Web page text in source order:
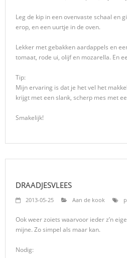
Leg de kip in een ovenvaste schaal en
erop, en een uurtje in de oven.
Lekker met gebakken aardappels en
tomaat, rode ui, olijf en mozarella. En
Tip:
Mijn ervaring is dat je het vel het
krijgt met een slank, scherp mes met
Smakelijk!
DRAADJESVLEES
2013-05-25 Aan de kook
Ook weer zoiets waarvoor ieder z’n
mijne. Zo simpel als maar kan.
Nodig: